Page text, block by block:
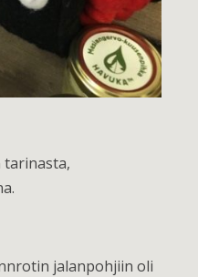
tarinasta,
jalanpohjiin oli